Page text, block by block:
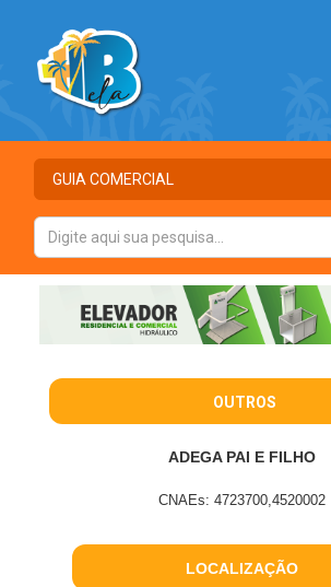
OUTROS
ADEGA PAI E FILHO
CNAEs: 4723700,4520002
LOCALIZAÇÃO